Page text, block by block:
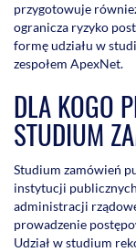
przygotowuje
ogranicza ryzyko
formę udziału w
zespołem ApexNet.
DLA KOGO
STUDIUM
Studium zamówień
instytucji
administracji
prowadzenie
Udział w studium